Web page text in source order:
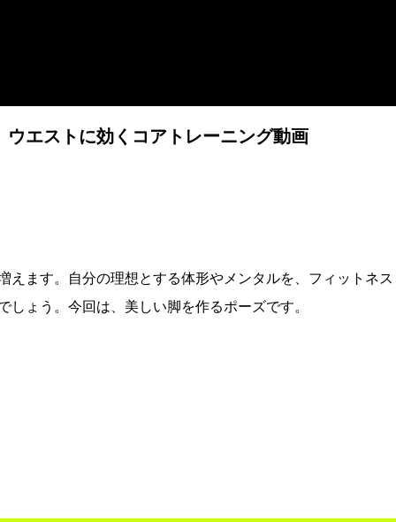
エストに効くコアトレーニング動画
ます。自分の理想とする体形やメンタルを、フィットネス
ょう。今回は、美しい脚を作るポーズです。